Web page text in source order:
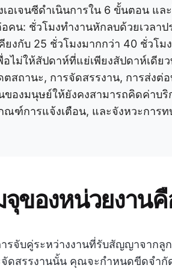
อเจนซีดำเนินการใน 6 ขั้นตอน แล
คน: ชั่วโมงทำงานหักลบด้วยเวลา
ยงกับ 25 ชั่วโมงมากกว่า 40 ชั่วโม
อไม่ให้สัปดาห์ที่แย่เพียงสัปดาห์เดีย
สถานะ, การจัดสรรงาน, การส่งต่
ของมนุษย์ให้ยังคงสามารถคิดค่าบ
ฑ์การแจ้งเตือน, และจังหวะการ
ของหน่วยงานคื
รจับคู่ระหว่างงานที่รับสัญญาจากลู
ดสรรงานนั้น คุณจะกำหนดขีดจำกั